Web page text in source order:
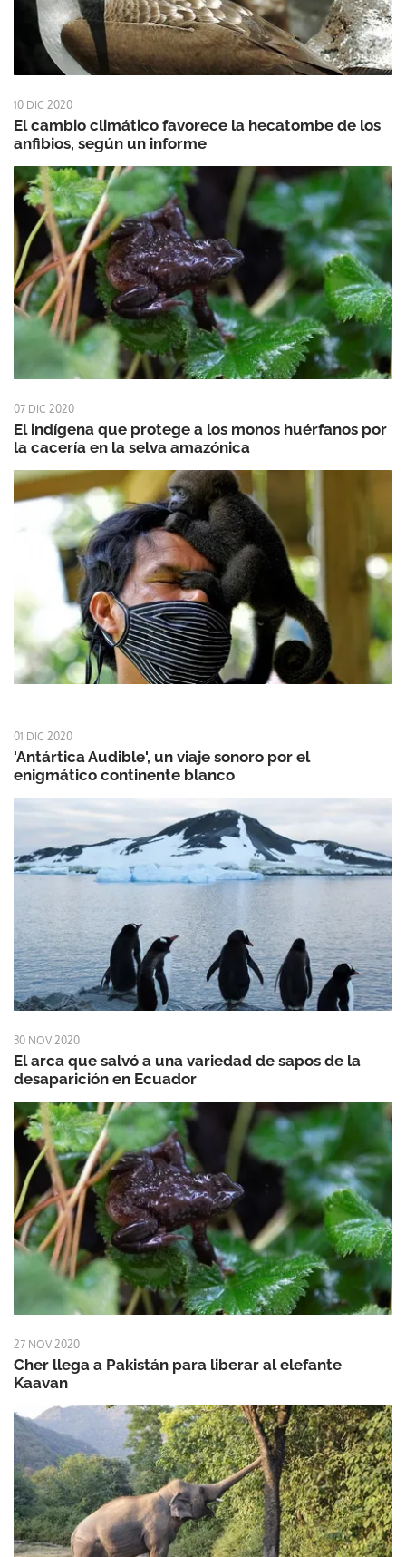
10 DIC 2020
El cambio climático favorece la hecatombe de los
anfibios, según un informe
07 DIC 2020
El indígena que protege a los monos huérfanos por
la cacería en la selva amazónica
01 DIC 2020
'Antártica Audible', un viaje sonoro por el
enigmático continente blanco
30 NOV 2020
El arca que salvó a una variedad de sapos de la
desaparición en Ecuador
27 NOV 2020
Cher llega a Pakistán para liberar al elefante
Kaavan